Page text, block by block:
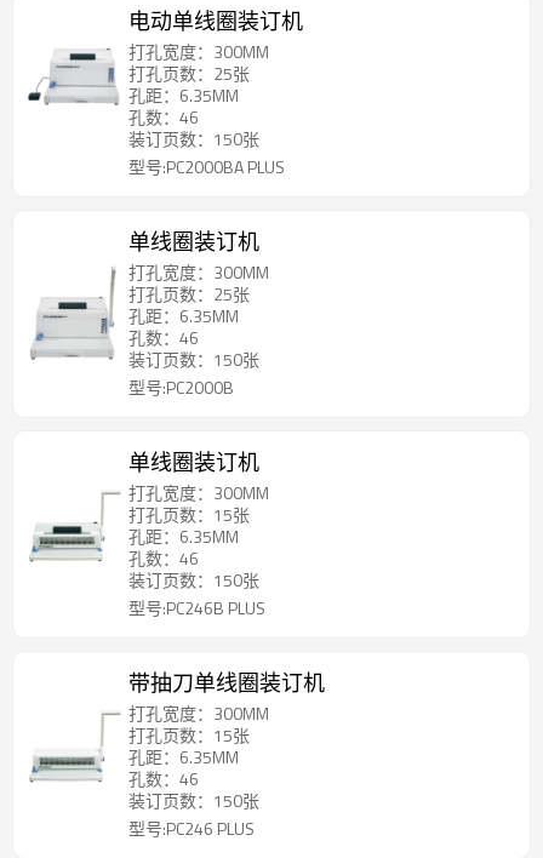
电动单线圈装订机
打孔宽度：300MM
打孔页数：25张
孔距：6.35MM
孔数：46
装订页数：150张
型号:PC2000BA PLUS
单线圈装订机
打孔宽度：300MM
打孔页数：25张
孔距：6.35MM
孔数：46
装订页数：150张
型号:PC2000B
单线圈装订机
打孔宽度：300MM
打孔页数：15张
孔距：6.35MM
孔数：46
装订页数：150张
型号:PC246B PLUS
带抽刀单线圈装订机
打孔宽度：300MM
打孔页数：15张
孔距：6.35MM
孔数：46
装订页数：150张
型号:PC246 PLUS